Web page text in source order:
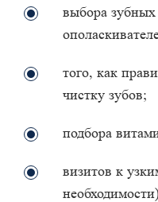
выбора
того, как
чистку зубов;
подбора
визитов к